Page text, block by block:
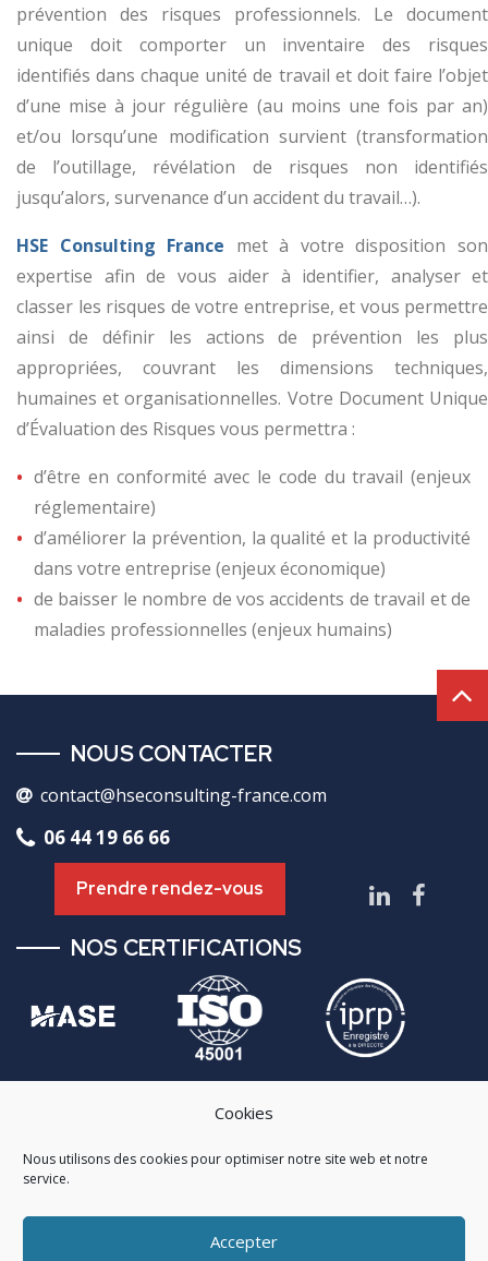
Cookies
Nous utilisons des cookies pour optimiser notre site web et notre
service.
Accepter
prévention des risques professionnels. Le document
unique doit comporter un inventaire des risques
identifiés dans chaque unité de travail et doit faire l’objet
d’une mise à jour régulière (au moins une fois par an)
et/ou lorsqu’une modification survient (transformation
de l’outillage, révélation de risques non identifiés
jusqu’alors, survenance d’un accident du travail…).
HSE Consulting France met à votre disposition son
expertise afin de vous aider à identifier, analyser et
classer les risques de votre entreprise, et vous permettre
ainsi de définir les actions de prévention les plus
appropriées, couvrant les dimensions techniques,
humaines et organisationnelles. Votre Document Unique
d’Évaluation des Risques vous permettra :
d’être en conformité avec le code du travail (enjeux
réglementaire)
d’améliorer la prévention, la qualité et la productivité
dans votre entreprise (enjeux économique)
de baisser le nombre de vos accidents de travail et de
maladies professionnelles (enjeux humains)
NOUS CONTACTER
contact@hseconsulting-france.com
06 44 19 66 66
Prendre rendez-vous
NOS CERTIFICATIONS
À propos